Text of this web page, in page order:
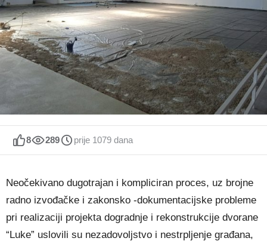
8 289 prije 1079 dana
Neočekivano dugotrajan i kompliciran proces, uz brojne
radno izvođačke i zakonsko -dokumentacijske probleme
pri realizaciji projekta dogradnje i rekonstrukcije dvorane
“Luke” uslovili su nezadovoljstvo i nestrpljenje građana,